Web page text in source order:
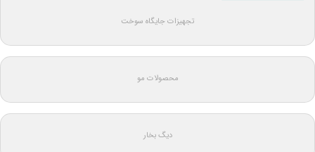
تجهیزات جایگاه سوخت
محصولات مو
دیگ بخار